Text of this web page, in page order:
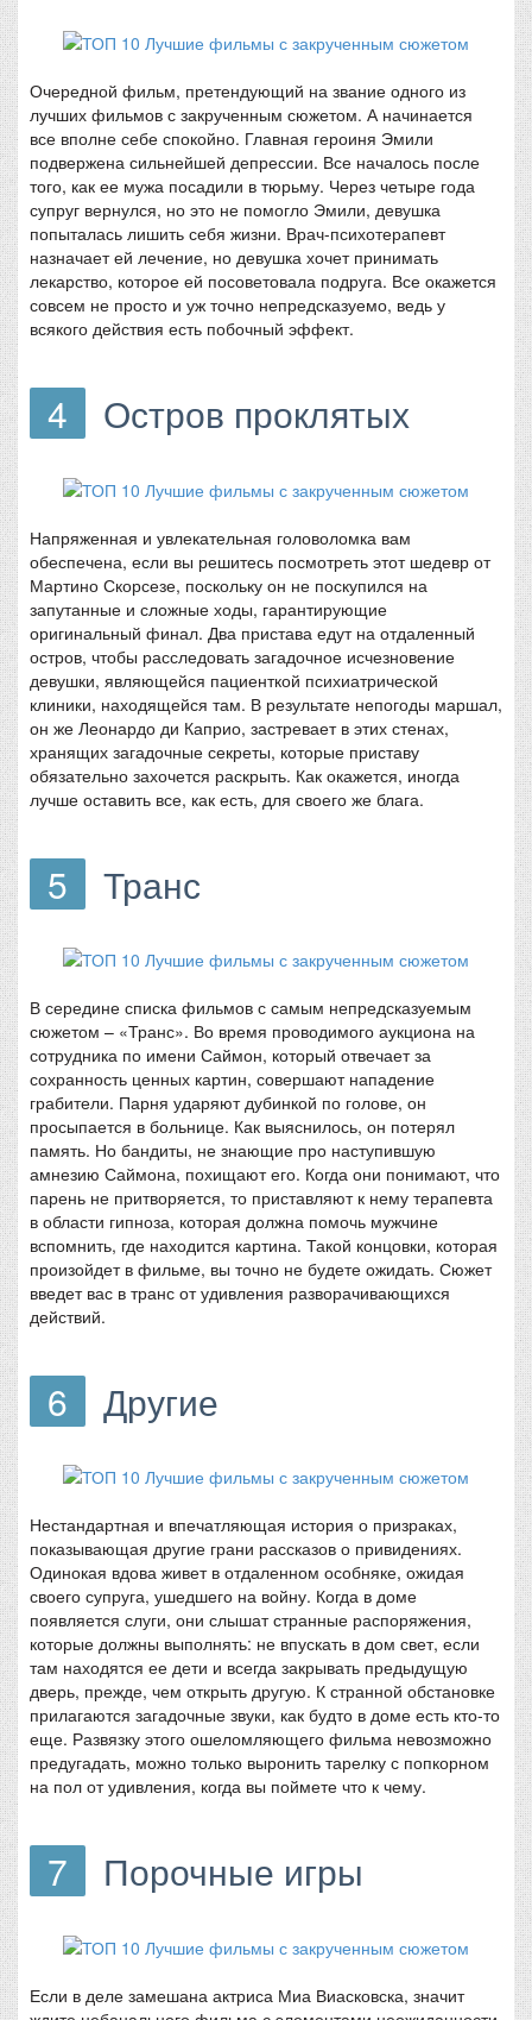
Очередной фильм, претендующий на звание одного из
лучших фильмов с закрученным сюжетом. А начинается
все вполне себе спокойно. Главная героиня Эмили
подвержена сильнейшей депрессии. Все началось после
того, как ее мужа посадили в тюрьму. Через четыре года
супруг вернулся, но это не помогло Эмили, девушка
попыталась лишить себя жизни. Врач-психотерапевт
назначает ей лечение, но девушка хочет принимать
лекарство, которое ей посоветовала подруга. Все окажется
совсем не просто и уж точно непредсказуемо, ведь у
всякого действия есть побочный эффект.
4 Остров проклятых
Напряженная и увлекательная головоломка вам
обеспечена, если вы решитесь посмотреть этот шедевр от
Мартино Скорсезе, поскольку он не поскупился на
запутанные и сложные ходы, гарантирующие
оригинальный финал. Два пристава едут на отдаленный
остров, чтобы расследовать загадочное исчезновение
девушки, являющейся пациенткой психиатрической
клиники, находящейся там. В результате непогоды маршал,
он же Леонардо ди Каприо, застревает в этих стенах,
хранящих загадочные секреты, которые приставу
обязательно захочется раскрыть. Как окажется, иногда
лучше оставить все, как есть, для своего же блага.
5 Транс
В середине списка фильмов с самым непредсказуемым
сюжетом – «Транс». Во время проводимого аукциона на
сотрудника по имени Саймон, который отвечает за
сохранность ценных картин, совершают нападение
грабители. Парня ударяют дубинкой по голове, он
просыпается в больнице. Как выяснилось, он потерял
память. Но бандиты, не знающие про наступившую
амнезию Саймона, похищают его. Когда они понимают, что
парень не притворяется, то приставляют к нему терапевта
в области гипноза, которая должна помочь мужчине
вспомнить, где находится картина. Такой концовки, которая
произойдет в фильме, вы точно не будете ожидать. Сюжет
введет вас в транс от удивления разворачивающихся
действий.
6 Другие
Нестандартная и впечатляющая история о призраках,
показывающая другие грани рассказов о привидениях.
Одинокая вдова живет в отдаленном особняке, ожидая
своего супруга, ушедшего на войну. Когда в доме
появляется слуги, они слышат странные распоряжения,
которые должны выполнять: не впускать в дом свет, если
там находятся ее дети и всегда закрывать предыдущую
дверь, прежде, чем открыть другую. К странной обстановке
прилагаются загадочные звуки, как будто в доме есть кто-то
еще. Развязку этого ошеломляющего фильма невозможно
предугадать, можно только выронить тарелку с попкорном
на пол от удивления, когда вы поймете что к чему.
7 Порочные игры
Если в деле замешана актриса Миа Виасковска, значит